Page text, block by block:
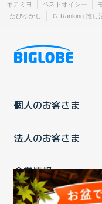
キテミヨ
ベストオイシー
たびゆかし
Ｇ-Ranking 推し
個人のお客さま
法人のお客さま
企業情報